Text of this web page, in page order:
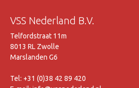
VSS Nederland B.V.
Telfordstraat 11m
8013 RL Zwolle
Marslanden G6
Tel: +31 (0)38 42 89 420